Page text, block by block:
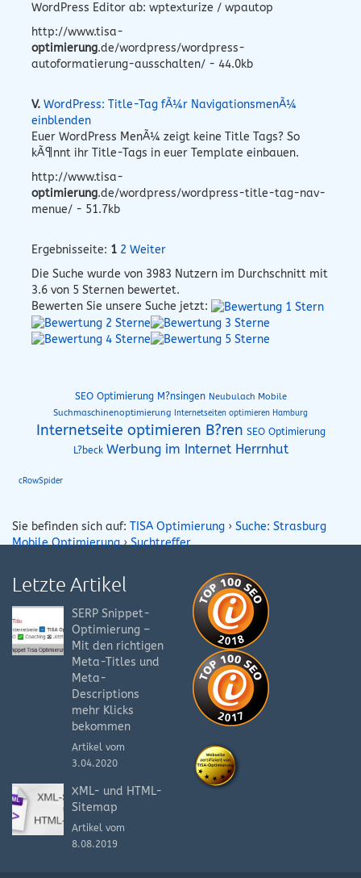
WordPress Editor ab: wptexturize / wpautop
http://www.tisa-
optimierung.de/wordpress/wordpress-
autoformatierung-ausschalten/ - 44.0kb
V. WordPress: Title-Tag fÃ¼r NavigationsmenÃ¼
einblenden
Euer WordPress MenÃ¼ zeigt keine Title Tags? So
kÃ¶nnt ihr Title-Tags in euer Template einbauen.
http://www.tisa-
optimierung.de/wordpress/wordpress-title-tag-nav-
menue/ - 51.7kb
Ergebnisseite: 1 2 Weiter
Die Suche wurde von 3983 Nutzern im Durchschnitt mit
3.6 von 5 Sternen bewertet.
Bewerten Sie unsere Suche jetzt:
SEO Optimierung M?nsingen Neubulach Mobile
Suchmaschinenoptimierung Internetseiten optimieren Hamburg
Internetseite optimieren B?ren SEO Optimierung
L?beck Werbung im Internet Herrnhut
cRowSpider
Sie befinden sich auf: TISA Optimierung › Suche: Strasburg
Mobile Optimierung›Suchtreffer
Letzte Artikel
SERP Snippet-
Optimierung –
Mit den richtigen
Meta-Titles und
Meta-
Descriptions
mehr Klicks
bekommen
Artikel vom
3.04.2020
XML- und HTML-
Sitemap
Artikel vom
8.08.2019